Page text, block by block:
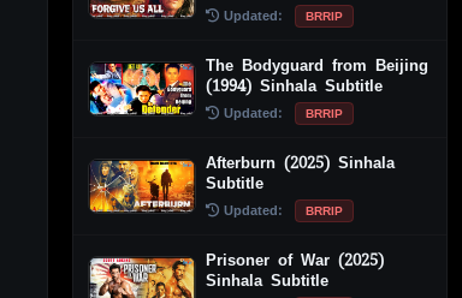
Updated: BRRIP
The Bodyguard from Beijing
(1994) Sinhala Subtitle
Updated: BRRIP
Afterburn (2025) Sinhala
Subtitle
Updated: BRRIP
Prisoner of War (2025)
Sinhala Subtitle